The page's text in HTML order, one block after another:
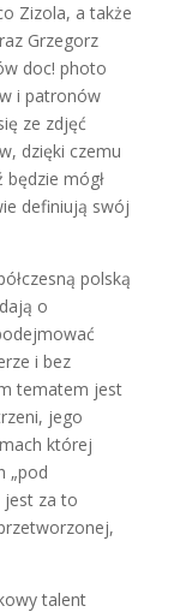
Zizola, a także
Grzegorz
doc! photo
i patronów
ze zdjęć
dzięki czemu
będzie mógł
definiują swój
polską
o
i bez
tematem jest
jego
której
„pod
jest za to
talent